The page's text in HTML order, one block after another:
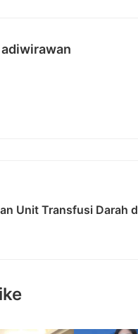
adiwirawan
Unit Transfusi Darah